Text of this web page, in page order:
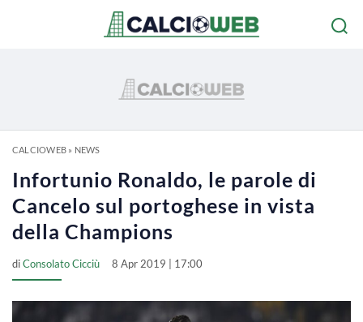
CALCIOWEB» NEWS
Infortunio Ronaldo, le parole di
Cancelo sul portoghese in vista
della Champions
diConsolato Cicciù 8 Apr 2019 | 17:00